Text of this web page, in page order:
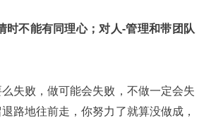
时不能有同理心；对人-管理和带团队
失败，做可能会失败，不做一定会失
路地往前走，你努力了就算没做成，